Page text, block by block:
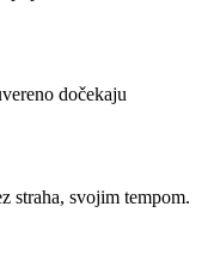
dočekaju
straha, svojim tempom.